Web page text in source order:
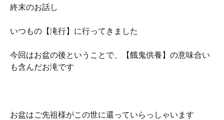
終末のお話し
いつもの【滝行】に行ってきました
今回はお盆の後ということで、【餓鬼供養】の意味合い
も含んだお滝です
お盆はご先祖様がこの世に還っていらっしゃいます